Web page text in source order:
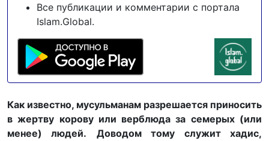
Все публикации и комментарии с портала
Islam.Global.
Как известно, мусульманам разрешается приносить
в жертву корову или верблюда за семерых (или
менее) людей.
Доводом тому служит хадис,